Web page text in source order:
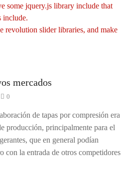
some jquery.js library include that
include.
revolution slider libraries, and make
set option:
and remove it.
mercados
0
de tapas por compresión era
producción, principalmente para el
que en general podían
con la entrada de otros competidores